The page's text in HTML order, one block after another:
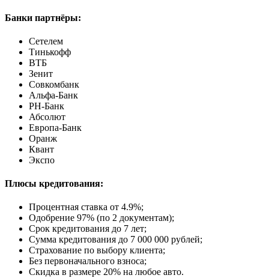
Банки партнёры:
Сетелем
Тинькофф
ВТБ
Зенит
Совкомбанк
Альфа-Банк
РН-Банк
Абсолют
Европа-Банк
Оранж
Квант
Экспо
Плюсы кредитования:
Процентная ставка от 4.9%;
Одобрение 97% (по 2 документам);
Срок кредитования до 7 лет;
Сумма кредитования до 7 000 000 рублей;
Страхование по выбору клиента;
Без первоначального взноса;
Скидка в размере 20% на любое авто.